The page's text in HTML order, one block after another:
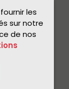
les
sur notre
de nos